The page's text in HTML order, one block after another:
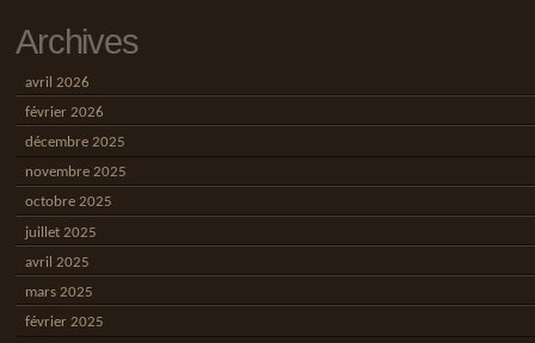
Archives
avril 2026
février 2026
décembre 2025
novembre 2025
octobre 2025
juillet 2025
avril 2025
mars 2025
février 2025